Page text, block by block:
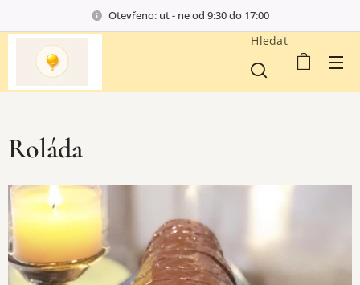
Otevřeno: ut - ne od 9:30 do 17:00
Hledat
Roláda